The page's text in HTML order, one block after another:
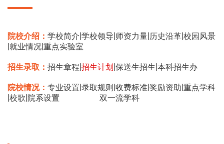
院校介绍： 学校简介 学校领导 师资力量 历史沿革 校园风景
就业情况 重点实验室
招生录取： 招生章程 招生计划 保送生招生 本科招生办
院校情况： 专业设置 录取规则 收费标准 奖励资助 重点学科
校歌 院系设置 双一流学科